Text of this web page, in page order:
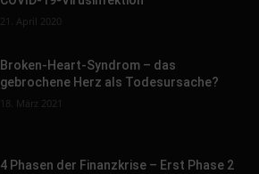
21. April 2020
Broken-Heart-Syndrom – das
gebrochene Herz als Todesursache?
18. März 2021
4 Phasen der Finanzkrise – Erst Phase 2